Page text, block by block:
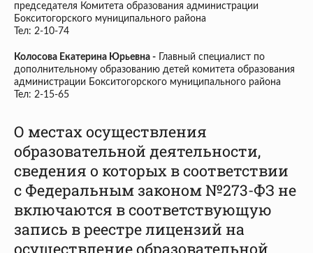
председателя Комитета образования администрации
Бокситогорского муниципального района
Тел: 2-10-74
Колосова Екатерина Юрьевна - Главный специалист по
дополнительному образованию детей комитета образования
администрации Бокситогорского муниципального района
Тел: 2-15-65
О местах осуществления
образовательной деятельности,
сведения о которых в соответствии
с Федеральным законом №273-ФЗ не
включаются в соответствующую
запись в реестре лицензий на
осуществление образовательной